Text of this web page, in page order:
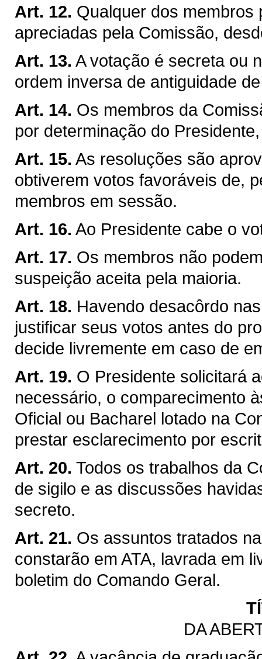
Art. 12. Qualquer dos membros
apreciadas pela Comissão,
Art. 13. A votação é secreta ou
ordem inversa de antiguidade
Art. 14. Os membros da
por determinação do
Art. 15. As resoluções são
obtiverem votos favoráveis de,
membros em sessão.
Art. 16. Ao Presidente cabe o
Art. 17. Os membros não
suspeição aceita pela maioria.
Art. 18. Havendo desacôrdo
justificar seus votos antes do
decide livremente em caso de
Art. 19. O Presidente solicitará
necessário, o comparecimento
Oficial ou Bacharel lotado na
prestar esclarecimento por
Art. 20. Todos os trabalhos da
de sigilo e as discussões
secreto.
Art. 21. Os assuntos tratados
constarão em ATA, lavrada em
boletim do Comando Geral.
DA